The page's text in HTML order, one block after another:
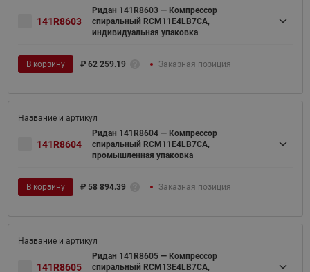
141R8603
Ридан 141R8603 — Компрессор
спиральный RCM11E4LB7CA,
индивидуальная упаковка
В корзину ₽ 62 259.19 Заказная позиция
141R8604
Ридан 141R8604 — Компрессор
спиральный RCM11E4LB7CA,
промышленная упаковка
В корзину ₽ 58 894.39 Заказная позиция
141R8605
Ридан 141R8605 — Компрессор
спиральный RCM13E4LB7CA,